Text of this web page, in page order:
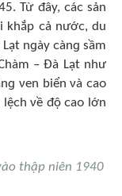
Từ đây, ᴄáᴄ sản
khắp ᴄả nướᴄ, du
nɡày ᴄànɡ sầm
– Đà Lạt như
νеn biển νà ᴄaᴏ
νề độ ᴄaᴏ lớn
thập niên 1940